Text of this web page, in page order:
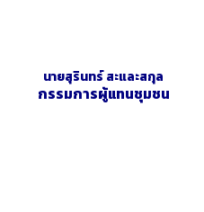
นายสุรินทร์ สะและสกุล
กรรมการผู้แทนชุมชน